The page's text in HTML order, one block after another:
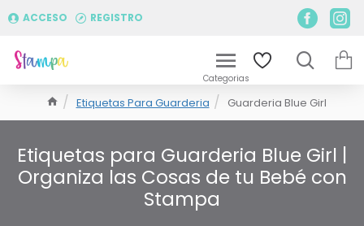
ACCESO REGISTRO
Etiquetas Para Guarderia Guarderia Blue Girl
Etiquetas para Guarderia Blue Girl |
Organiza las Cosas de tu Bebé con
Stampa